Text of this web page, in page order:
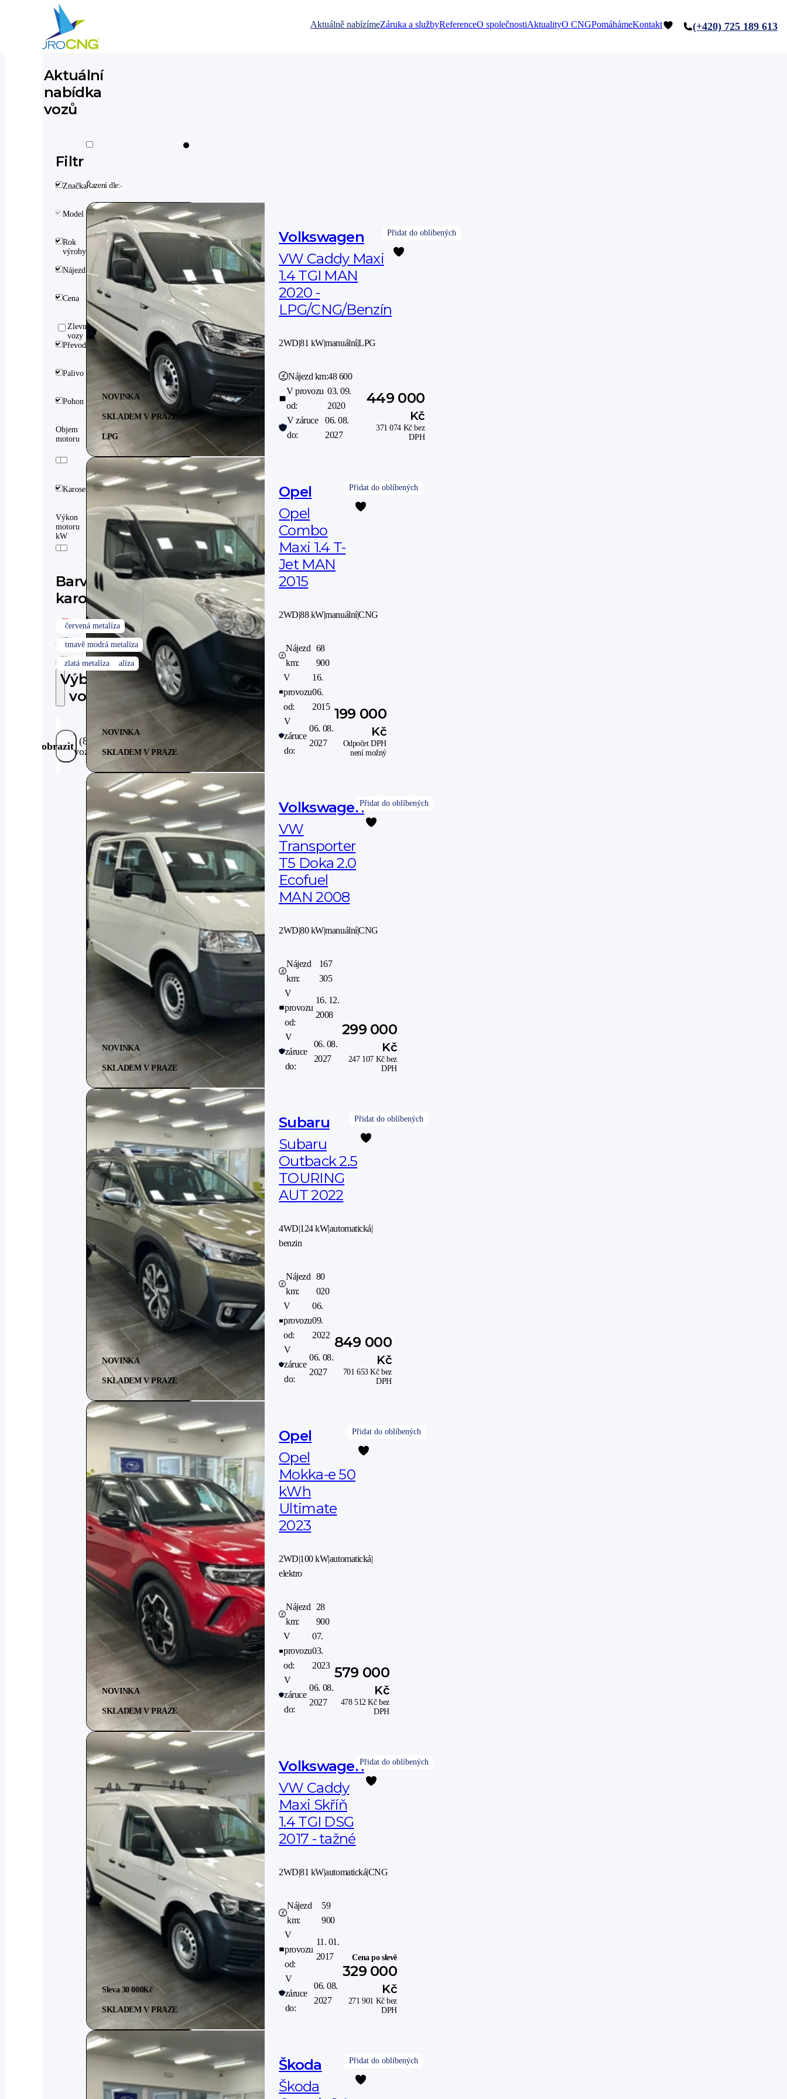
Aktuálně nabízímeZáruka a službyReferenceO společnostiAktualityO CNGPomáhámeKontakt (+420) 725 189 613
Aktuální
nabídka
vozů
Filtr
Značka
Model
Rok
výroby
Nájezd
Cena
Zlevněné
vozy
Převodovka
Palivo
Pohon
Objem
motoru
Karoserie
Výkon
motoru
kW
Barva
karoserie
Výbava
vozu
Zobrazit (81
vozů)
Řazení dle:
Volkswagen
VW Caddy Maxi
1.4 TGI MAN
2020 -
LPG/CNG/Benzín
2WD|81 kW|manuální|LPG
Nájezd km:48 600
V provozu
od:
03. 09.
2020
V záruce
do:
06. 08.
2027
449 000
Kč
371 074 Kčbez
DPH
NOVINKA
SKLADEM V PRAZE
LPG
Opel
Opel
Combo
Maxi 1.4 T-
Jet MAN
2015
2WD|88 kW|manuální|CNG
Nájezd
km:
68
900
V
provozu
od:
16.
06.
2015
V
záruce
do:
06. 08.
2027
199 000
Kč
Odpočet DPH
není možný
NOVINKA
SKLADEM V PRAZE
Volkswagen
VW
Transporter
T5 Doka 2.0
Ecofuel
MAN 2008
2WD|80 kW|manuální|CNG
Nájezd
km:
167
305
V
provozu
od:
16. 12.
2008
V
záruce
do:
06. 08.
2027
299 000
Kč
247 107Kčbez
DPH
NOVINKA
SKLADEM V PRAZE
Subaru
Subaru
Outback 2.5
TOURING
AUT 2022
4WD|124 kW|automatická|
benzin
Nájezd
km:
80
020
V
provozu
od:
06.
09.
2022
V
záruce
do:
06. 08.
2027
849 000
Kč
701 653Kčbez
DPH
NOVINKA
SKLADEM V PRAZE
Opel
Opel
Mokka-e 50
kWh
Ultimate
2023
2WD|100 kW|automatická|
elektro
Nájezd
km:
28
900
V
provozu
od:
07.
03.
2023
V
záruce
do:
06. 08.
2027
579 000
Kč
478 512Kčbez
DPH
NOVINKA
SKLADEM V PRAZE
Volkswagen
VW Caddy
Maxi Skříň
1.4 TGI DSG
2017 - tažné
2WD|81 kW|automatická|CNG
Nájezd
km:
59
900
V
provozu
od:
11. 01.
2017
V
záruce
do:
06. 08.
2027
Cena po slevě
329 000
Kč
271 901 Kčbez
DPH
Sleva 30 000Kč
SKLADEM V PRAZE
Škoda
Škoda